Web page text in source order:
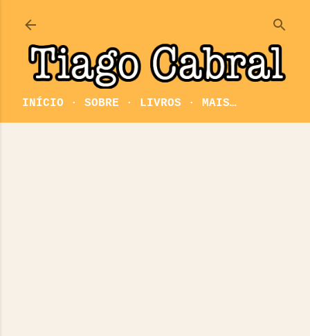
INÍCIO SOBRE LIVROS MAIS…